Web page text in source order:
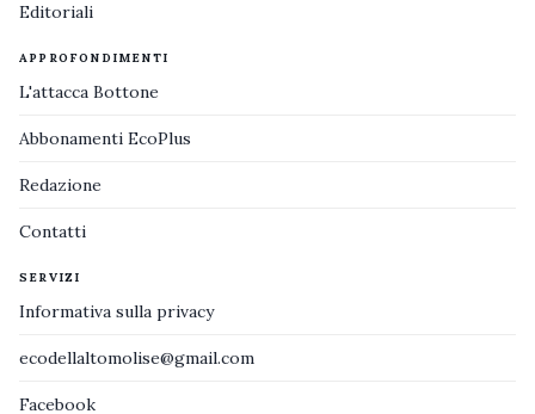
Editoriali
APPROFONDIMENTI
L'attacca Bottone
Abbonamenti EcoPlus
Redazione
Contatti
SERVIZI
Informativa sulla privacy
ecodellaltomolise@gmail.com
Facebook